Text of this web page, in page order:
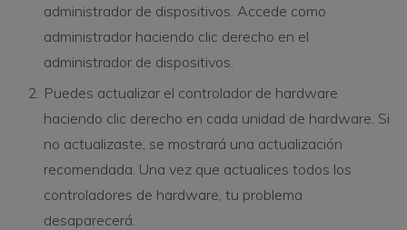
administrador de dispositivos. Accede como
administrador haciendo clic derecho en el
administrador de dispositivos.
Puedes actualizar el controlador de hardware
haciendo clic derecho en cada unidad de hardware. Si
no actualizaste, se mostrará una actualización
recomendada. Una vez que actualices todos los
controladores de hardware, tu problema
desaparecerá.